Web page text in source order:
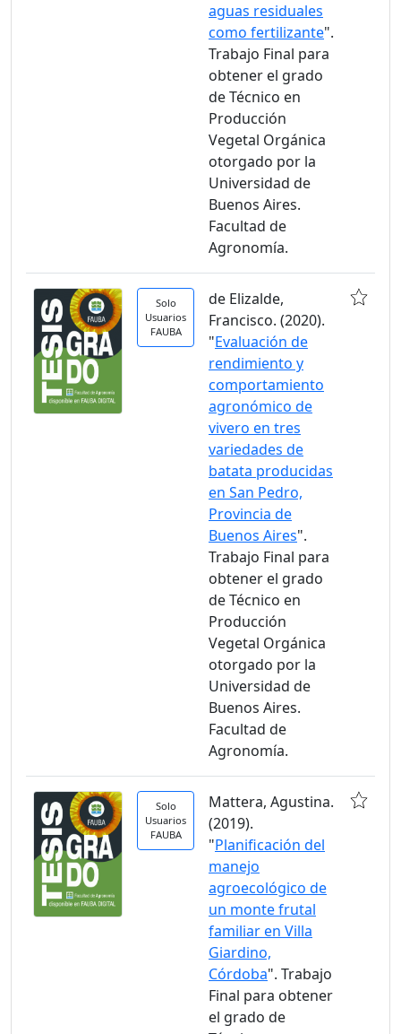
aguas residuales
como fertilizante".
Trabajo Final para
obtener el grado
de Técnico en
Producción
Vegetal Orgánica
otorgado por la
Universidad de
Buenos Aires.
Facultad de
Agronomía.
Solo
Usuarios
FAUBA
de Elizalde,
Francisco. (2020).
"Evaluación de
rendimiento y
comportamiento
agronómico de
vivero en tres
variedades de
batata producidas
en San Pedro,
Provincia de
Buenos Aires".
Trabajo Final para
obtener el grado
de Técnico en
Producción
Vegetal Orgánica
otorgado por la
Universidad de
Buenos Aires.
Facultad de
Agronomía.
Solo
Usuarios
FAUBA
Mattera, Agustina.
(2019).
"Planificación del
manejo
agroecológico de
un monte frutal
familiar en Villa
Giardino,
Córdoba". Trabajo
Final para obtener
el grado de